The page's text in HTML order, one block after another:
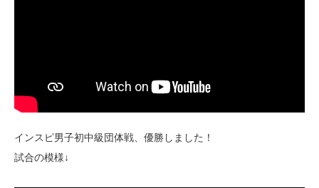
インスピ男子初中級団体戦、優勝しました！
試合の模様↓